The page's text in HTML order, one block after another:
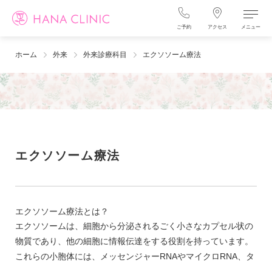
ご予約 アクセス メニュー
ホーム 外来 外来診療科目 エクソソーム療法
エクソソーム療法
エクソソーム療法とは？
エクソソームは、細胞から分泌されるごく小さなカプセル状の
物質であり、他の細胞に情報伝達をする役割を持っています。
これらの小胞体には、メッセンジャーRNAやマイクロRNA、タ